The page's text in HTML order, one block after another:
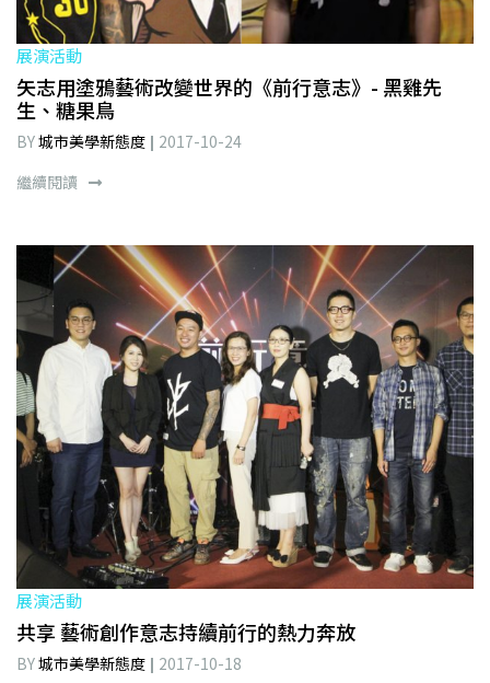
展演活動
矢志用塗鴉藝術改變世界的《前行意志》- 黑雞先
生、糖果鳥
BY城市美學新態度
2017-10-24
繼續閱讀
展演活動
共享 藝術創作意志持續前行的熱力奔放
BY城市美學新態度
2017-10-18